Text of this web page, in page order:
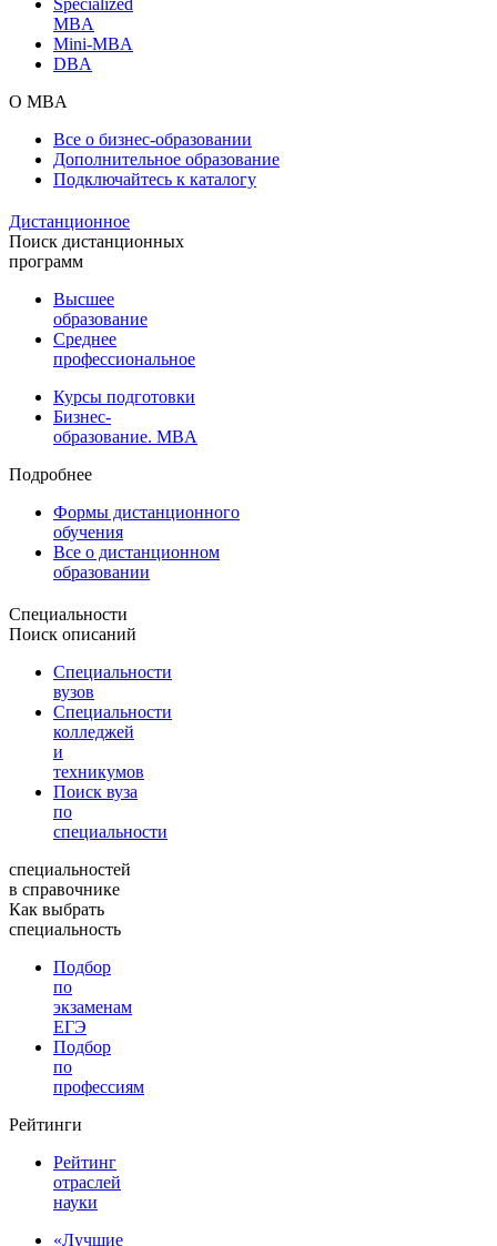
MBA
Mini-MBA
DBA
О MBA
Все о бизнес-образовании
Дополнительное образование
Подключайтесь к каталогу
Дистанционное
Поиск дистанционных
программ
Высшее
образование
Среднее
профессиональное
Курсы подготовки
Бизнес-
образование. MBA
Подробнее
Формы дистанционного
обучения
Все о дистанционном
образовании
Специальности
Поиск описаний
Специальности
вузов
Специальности
колледжей
и
техникумов
Поиск вуза
по
специальности
специальностей
в справочнике
Как выбрать
специальность
Подбор
по
экзаменам
ЕГЭ
Подбор
по
профессиям
Рейтинги
Рейтинг
отраслей
науки
«Лучшие